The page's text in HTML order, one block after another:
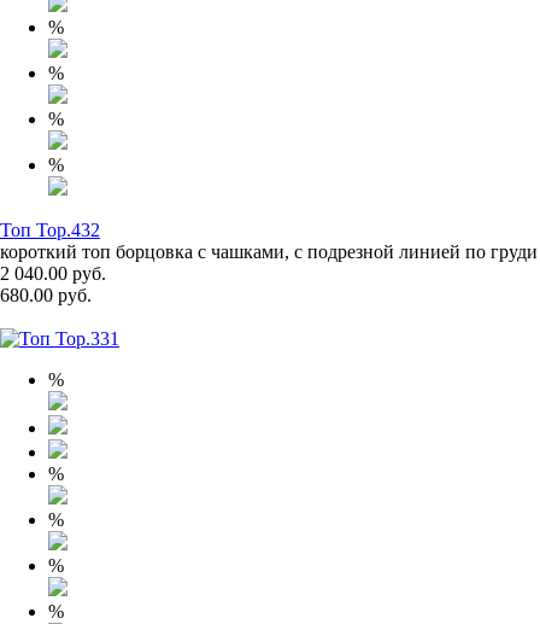
%
%
%
%
Топ Top.432
короткий топ борцовка с чашками, с подрезной линией по груди
2 040.00 руб.
680.00 руб.
%
%
%
%
%